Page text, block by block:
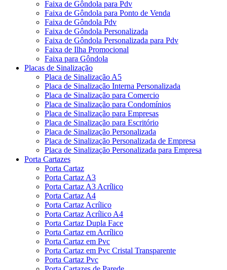
Faixa de Gôndola para Pdv
Faixa de Gôndola para Ponto de Venda
Faixa de Gôndola Pdv
Faixa de Gôndola Personalizada
Faixa de Gôndola Personalizada para Pdv
Faixa de Ilha Promocional
Faixa para Gôndola
Placas de Sinalização
Placa de Sinalização A5
Placa de Sinalização Interna Personalizada
Placa de Sinalização para Comercio
Placa de Sinalização para Condomínios
Placa de Sinalização para Empresas
Placa de Sinalização para Escritório
Placa de Sinalização Personalizada
Placa de Sinalização Personalizada de Empresa
Placa de Sinalização Personalizada para Empresa
Porta Cartazes
Porta Cartaz
Porta Cartaz A3
Porta Cartaz A3 Acrílico
Porta Cartaz A4
Porta Cartaz Acrílico
Porta Cartaz Acrílico A4
Porta Cartaz Dupla Face
Porta Cartaz em Acrílico
Porta Cartaz em Pvc
Porta Cartaz em Pvc Cristal Transparente
Porta Cartaz Pvc